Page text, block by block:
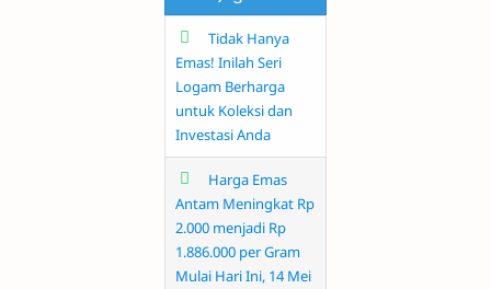
Tidak Hanya
Emas! Inilah Seri
Logam Berharga
untuk Koleksi dan
Investasi Anda
Harga Emas
Antam Meningkat Rp
2.000 menjadi Rp
1.886.000 per Gram
Mulai Hari Ini, 14 Mei